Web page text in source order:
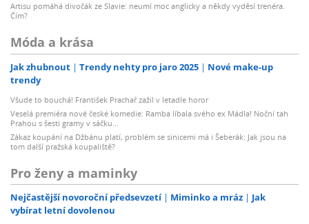
Artisu pomáhá divočák ze Slavie: neumí moc anglicky a někdy vyděsí trenéra.
Čím?
Móda a krása
Jak zhubnout Trendy nehty pro jaro 2025
Nové make-up
trendy
Všude to bouchá! František Prachař zažil v letadle horor
Veselá premiéra nové české komedie: Ramba líbala svého ex Mádla! Noční tah
Prahou s šesti gramy v sáčku…
Zákaz koupání na Džbánu platí, problém se sinicemi má i Šeberák: Jak jsou na
tom další pražská koupaliště?
Pro ženy a maminky
Nejčastější novoroční předsevzetí Miminko a mráz
Jak
vybírat letní dovolenou